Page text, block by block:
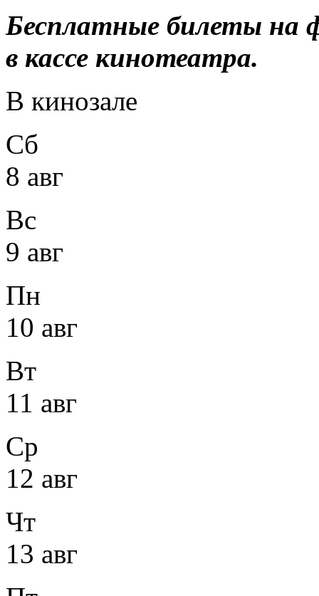
Бесплатные билеты на
в кассе кинотеатра.
В кинозале
Сб
8 авг
Вс
9 авг
Пн
10 авг
Вт
11 авг
Ср
12 авг
Чт
13 авг